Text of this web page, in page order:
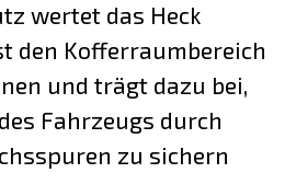
wertet das Heck
den Kofferraumbereich
und trägt dazu bei,
Fahrzeugs durch
zu sichern